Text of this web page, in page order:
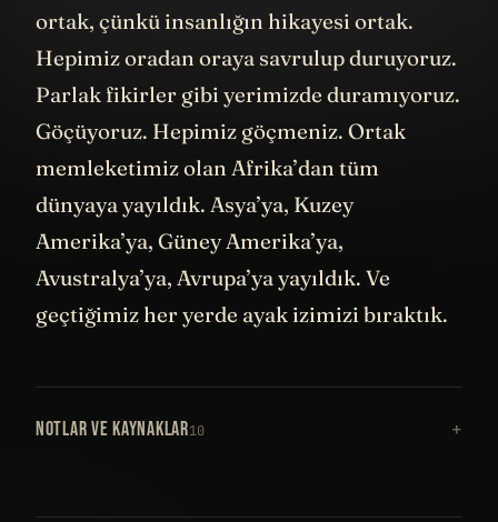
ortak, çünkü insanlığın hikayesi ortak.
Hepimiz oradan oraya savrulup duruyoruz.
Parlak fikirler gibi yerimizde duramıyoruz.
Göçüyoruz. Hepimiz göçmeniz. Ortak
memleketimiz olan Afrika’dan tüm
dünyaya yayıldık. Asya’ya, Kuzey
Amerika’ya, Güney Amerika’ya,
Avustralya’ya, Avrupa’ya yayıldık. Ve
geçtiğimiz her yerde ayak izimizi bıraktık.
NOTLAR VE KAYNAKLAR10